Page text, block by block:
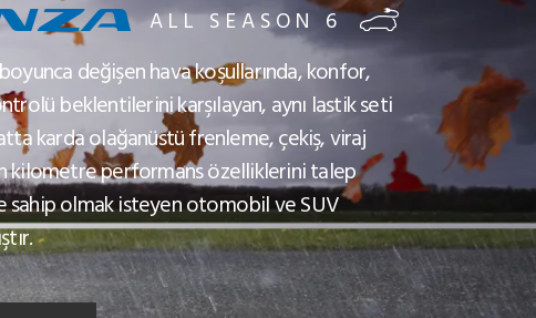
ALL SEASON 6
değişen hava koşullarında, konfor,
beklentilerini karşılayan, aynı lastik seti
karda olağanüstü frenleme, çekiş, viraj
kilometre performans özelliklerini talep
sahip olmak isteyen otomobil ve SUV